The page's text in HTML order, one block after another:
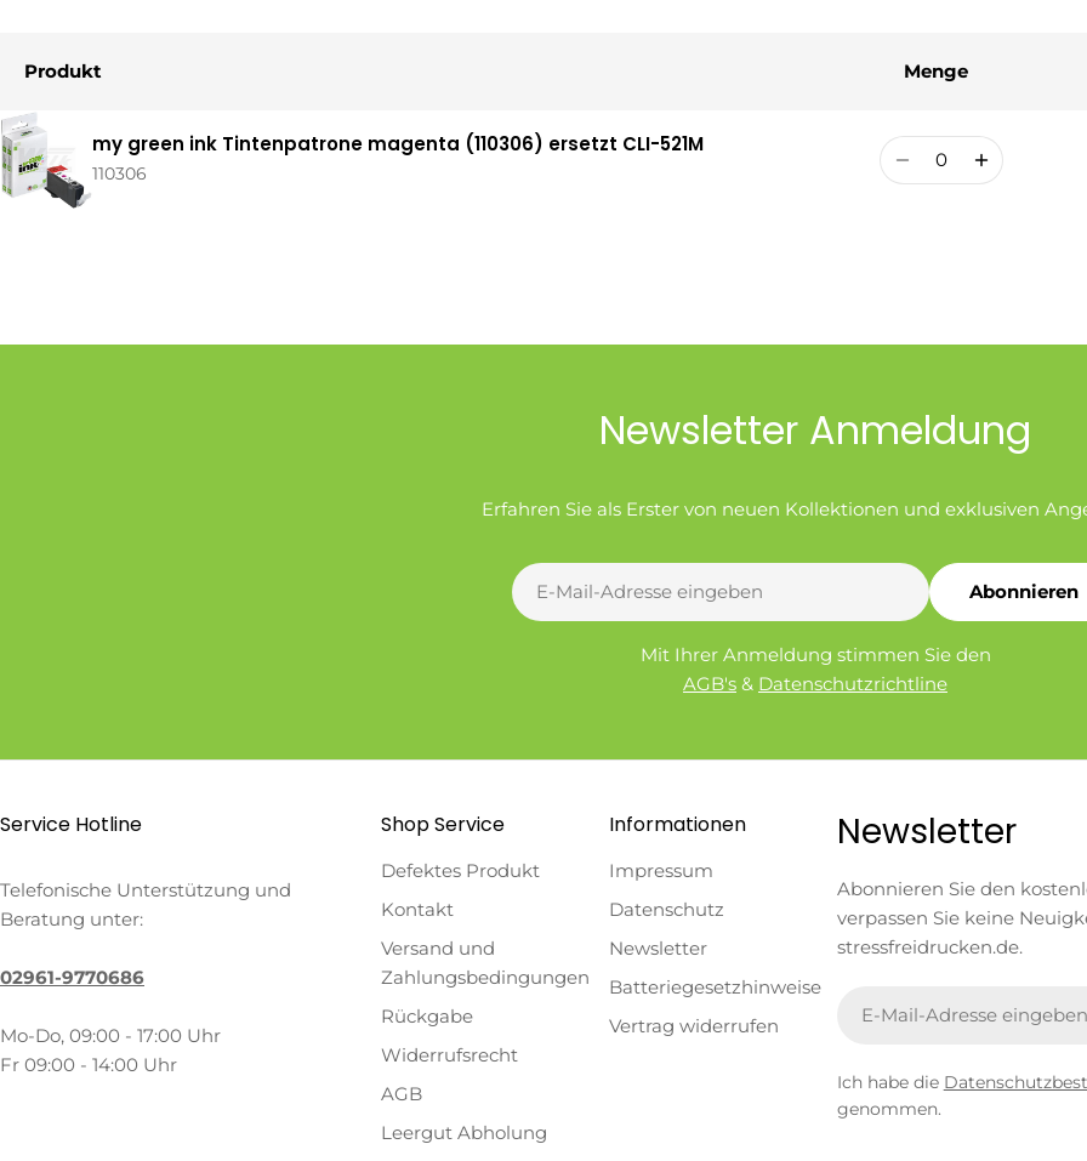
Ihr
Warenkorb
Produkt Menge
my green ink Tintenpatrone magenta (110306) ersetzt CLI-521M
110306
Menge
Newsletter Anmeldung
Erfahren Sie als Erster von neuen Kollektionen und exklusiven
E-
Mail
Abonnieren
Mit Ihrer Anmeldung stimmen Sie den
AGB's & Datenschutzrichtline
Service Hotline
Telefonische Unterstützung und
Beratung unter:
02961-9770686
Mo-Do, 09:00 - 17:00 Uhr
Fr 09:00 - 14:00 Uhr
Shop Service
Defektes Produkt
Kontakt
Versand und
Zahlungsbedingungen
Rückgabe
Widerrufsrecht
AGB
Leergut Abholung
Informationen
Impressum
Datenschutz
Newsletter
Batteriegesetzhinweise
Vertrag widerrufen
Newsletter
Abonnieren Sie den
verpassen Sie keine
stressfreidrucken.de.
Mail
Ich habe die
genommen.